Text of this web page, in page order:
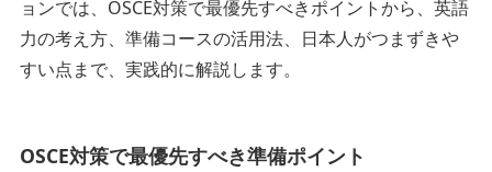
ョンでは、OSCE対策で最優先すべきポイントから、英語
力の考え方、準備コースの活用法、日本人がつまずきや
すい点まで、実践的に解説します。
OSCE対策で最優先すべき準備ポイント